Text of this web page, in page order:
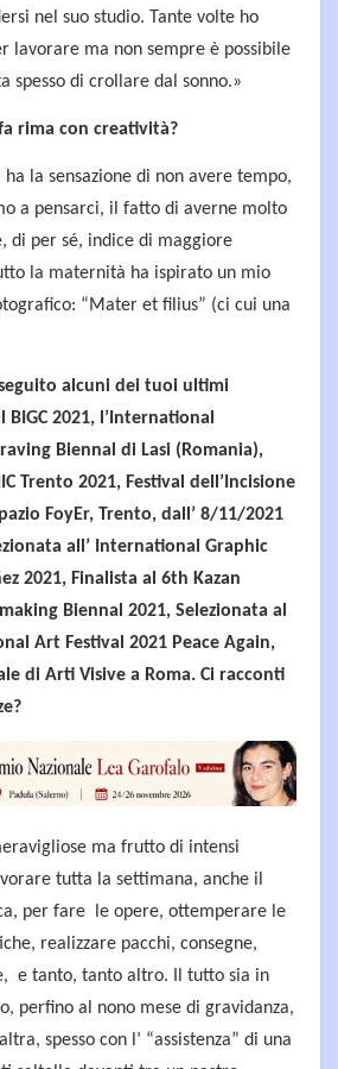
nel suo studio. Tante volte ho
lavorare ma non sempre è possibile
spesso di crollare dal sonno.»
rima con creatività?
ha la sensazione di non avere tempo,
a pensarci, il fatto di averne molto
di per sé, indice di maggiore
la maternità ha ispirato un mio
“Mater et filius” (ci cui una
alcuni dei tuoi ultimi
BIGC 2021, l’International
Biennal di Lasi (Romania),
Trento 2021, Festival dell’Incisione
FoyEr, Trento, dall’ 8/11/2021
all’ International Graphic
2021, Finalista al 6th Kazan
Biennal 2021, Selezionata al
Art Festival 2021 Peace Again,
di Arti Visive a Roma. Ci racconti
ma frutto di intensi
tutta la settimana, anche il
per fare le opere, ottemperare le
realizzare pacchi, consegne,
e tanto, tanto altro. Il tutto sia in
perfino al nono mese di gravidanza,
spesso con l’ “assistenza” di una